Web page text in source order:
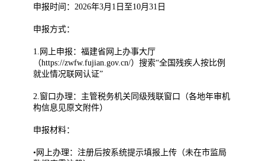
申报时间：2026年3月1日至10月31日
申报方式：
1.网上申报：福建省网上办事大厅
（https://zwfw.fujian.gov.cn/）搜索“全国残疾人按比例
就业情况联网认证”
2.窗口办理：主管税务机关同级残联窗口（各地年审机
构信息见原文附件）
申报材料：
•网上办理：注册后按系统提示填报上传（未在市监局